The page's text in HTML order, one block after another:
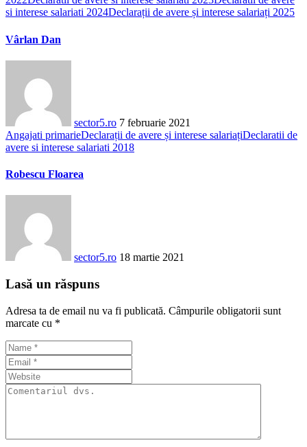
si interese salariati 2024Declarații de avere și interese salariați 2025
Vârlan Dan
sector5.ro 7 februarie 2021
Angajati primarieDeclarații de avere și interese salariațiDeclaratii de
avere si interese salariati 2018
Robescu Floarea
sector5.ro 18 martie 2021
Lasă un răspuns
Adresa ta de email nu va fi publicată. Câmpurile obligatorii sunt
marcate cu *